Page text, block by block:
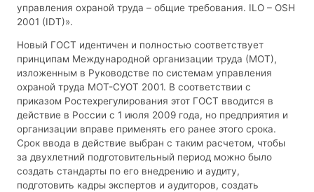
управления охраной труда – общие требования. ILO – OSH
2001 (IDT)».
Новый ГОСТ идентичен и полностью соответствует
принципам Международной организации труда (МОТ),
изложенным в Руководстве по системам управления
охраной труда МОТ-СУОТ 2001. В соответствии с
приказом Ростехрегулирования этот ГОСТ вводится в
действие в России с 1 июля 2009 года, но предприятия и
организации вправе применять его ранее этого срока.
Срок ввода в действие выбран с таким расчетом, чтобы
за двухлетний подготовительный период можно было
создать стандарты по его внедрению и аудиту,
подготовить кадры экспертов и аудиторов, создать